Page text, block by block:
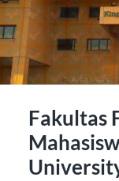
Fakultas